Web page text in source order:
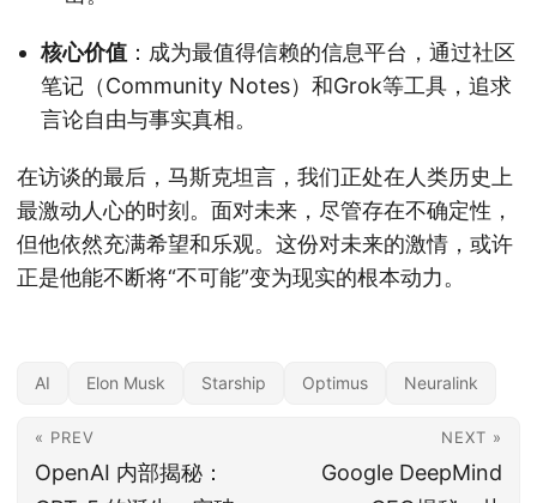
核心价值 ：成为最值得信赖的信息平台，通过社区
笔记（Community Notes）和Grok等工具，追求
言论自由与事实真相。
在访谈的最后，马斯克坦言，我们正处在人类历史上
最激动人心的时刻。面对未来，尽管存在不确定性，
但他依然充满希望和乐观。这份对未来的激情，或许
正是他能不断将“不可能”变为现实的根本动力。
AI Elon Musk Starship Optimus Neuralink
« PREV
OpenAI 内部揭秘：
NEXT »
Google DeepMind